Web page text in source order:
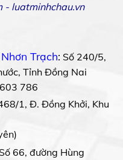
- luatminhchau.vn
Trạch: Số 240/5,
Tỉnh Đồng Nai
786
1, Đ. Đồng Khởi, Khu
Số 66, đường Hùng